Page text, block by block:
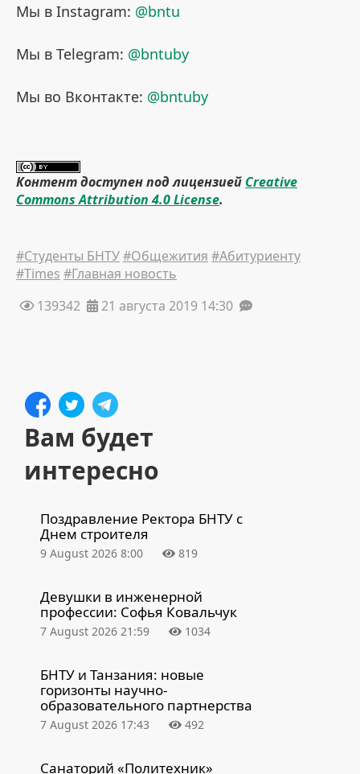
Мы в Instagram: @bntu
Мы в Telegram: @bntuby
Мы во Вконтакте: @bntuby
Контент доступен под лицензией Creative
Commons Attribution 4.0 License.
#Студенты БНТУ#Общежития #Абитуриенту
#Times #Главная новость
139342
21 августа 2019 14:30
Вам будет
интересно
Поздравление Ректора БНТУ с
Днем строителя
9 August 2026 8:00 819
Девушки в инженерной
профессии: Софья Ковальчук
7 August 2026 21:59 1034
БНТУ и Танзания: новые
горизонты научно-
образовательного партнерства
7 August 2026 17:43 492
Санаторий «Политехник»